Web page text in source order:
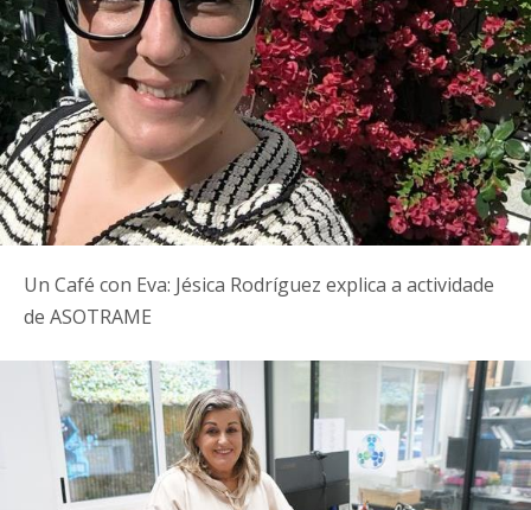
Un Café con Eva: Jésica Rodríguez explica a actividade
de ASOTRAME